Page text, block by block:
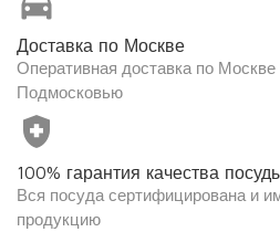
Доставка по Москве
Оперативная доставка по
Подмосковью
health_and_safety
100% гарантия качества
Вся посуда сертифицирована и
продукцию